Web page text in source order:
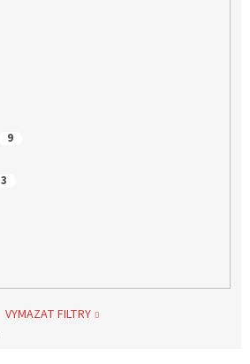
9
3
VYMAZAT FILTRY